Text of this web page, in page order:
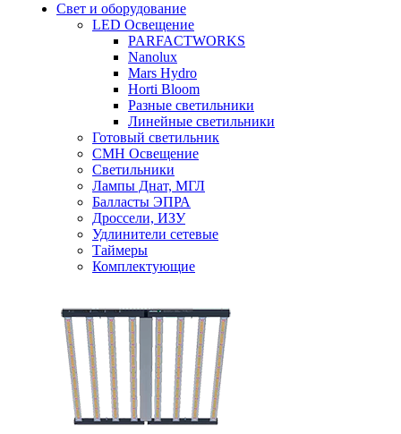
Свет и оборудование
LED Освещение
PARFACTWORKS
Nanolux
Mars Hydro
Horti Bloom
Разные светильники
Линейные светильники
Готовый светильник
CMH Освещение
Светильники
Лампы Днат, МГЛ
Балласты ЭПРА
Дроссели, ИЗУ
Удлинители сетевые
Таймеры
Комплектующие